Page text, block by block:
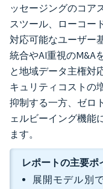
ッセージングのコア
スツール、ローコー
対応可能なユーザー
統合やAI重視のM&A
と地域データ主権対
キュリティコストの
抑制する一方、ゼロ
ェルビーイング機能
ます。
レポートの主要ポ
展開モデル別